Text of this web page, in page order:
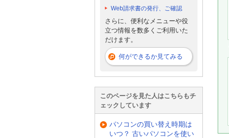
Web請求書の発行、ご確認
さらに、便利なメニューや役
立つ情報を数多くご利用いた
だけます。
何ができるか見てみる
このページを見た人はこちらもチ
ェックしています
パソコンの買い替え時期は
いつ？ 古いパソコンを使い